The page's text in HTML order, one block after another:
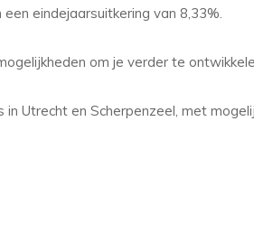
eindejaarsuitkering van 8,33%.
om je verder te
Utrecht en Scherpenzeel, met